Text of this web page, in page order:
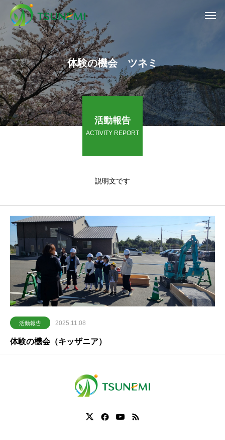
体験の機会 ツネミ
活動報告
ACTIVITY REPORT
説明文です
活動報告 2025.11.08
体験の機会（キッザニア）